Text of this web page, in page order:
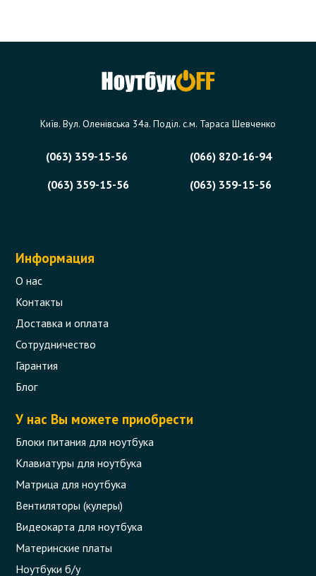
Київ. Вул. Оленівська 34а. Поділ. с.м. Тараса Шевченко
(063) 359-15-56
(066) 820-16-94
(063) 359-15-56
(063) 359-15-56
Информация
О нас
Контакты
Доставка и оплата
Сотрудничество
Гарантия
Блог
У нас Вы можете приобрести
Блоки питания для ноутбука
Клавиатуры для ноутбука
Матрица для ноутбука
Вентиляторы (кулеры)
Видеокарта для ноутбука
Материнские платы
Ноутбуки б/у